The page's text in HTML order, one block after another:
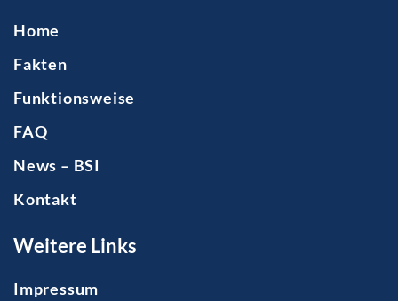
Home
Fakten
Funktionsweise
FAQ
News – BSI
Kontakt
Weitere Links
Impressum